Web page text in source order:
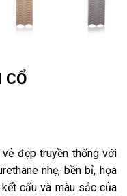
CỔ
đẹp truyền thống với
nhẹ, bền bỉ, họa
cấu và màu sắc của